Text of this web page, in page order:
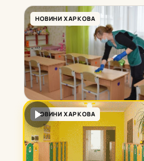
НОВИНИ ХАРКОВА
НОВИНИ ХАРКОВА